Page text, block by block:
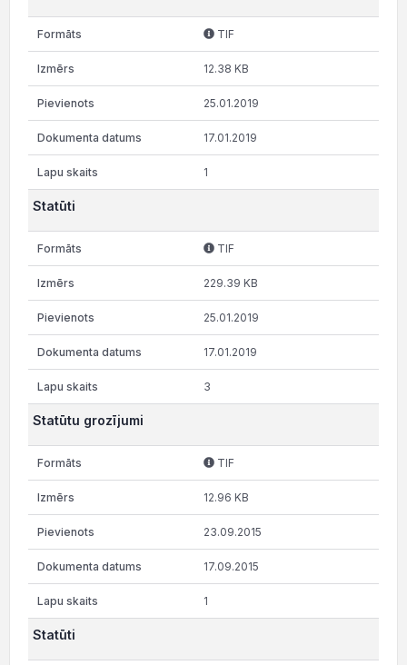
TIF
12.38 KB
25.01.2019
17.01.2019
1
Statūti
TIF
229.39 KB
25.01.2019
17.01.2019
3
Statūtu grozījumi
TIF
12.96 KB
23.09.2015
17.09.2015
1
Statūti